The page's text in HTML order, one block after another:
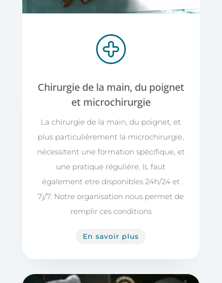
Chirurgie de la main, du poignet
et microchirurgie
La chirurgie de la main, du poignet, et
plus particulièrement la microchirurgie,
nécessitent une formation spécifique, et
une pratique régulière. IL faut
également etre disponibles 24h/24 et
7j/7. Notre organisation nous permet de
remplir ces conditions
En savoir plus